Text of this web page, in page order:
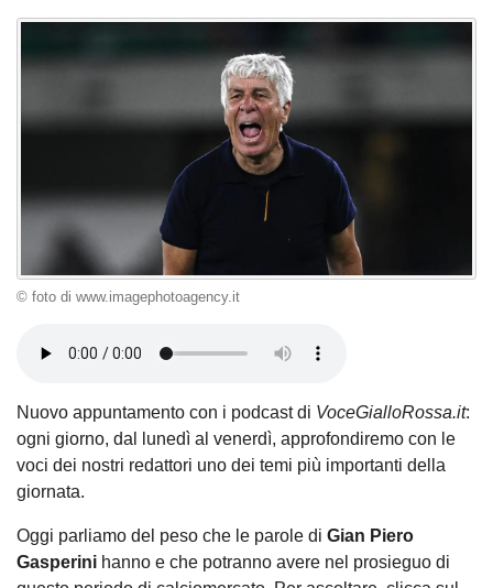
© foto di www.imagephotoagency.it
Nuovo appuntamento con i podcast di VoceGialloRossa.it:
ogni giorno, dal lunedì al venerdì, approfondiremo con le
voci dei nostri redattori uno dei temi più importanti della
giornata.
Oggi parliamo del peso che le parole di Gian Piero
Gasperini hanno e che potranno avere nel prosieguo di